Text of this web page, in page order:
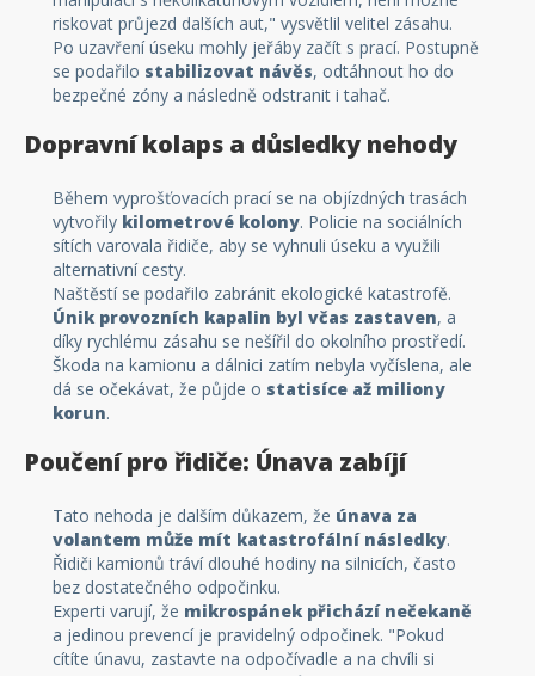
riskovat průjezd dalších aut," vysvětlil velitel zásahu.
Po uzavření úseku mohly jeřáby začít s prací. Postupně
se podařilo stabilizovat návěs, odtáhnout ho do
bezpečné zóny a následně odstranit i tahač.
Dopravní kolaps a důsledky nehody
Během vyprošťovacích prací se na objízdných trasách
vytvořily kilometrové kolony. Policie na sociálních
sítích varovala řidiče, aby se vyhnuli úseku a využili
alternativní cesty.
Naštěstí se podařilo zabránit ekologické katastrofě.
Únik provozních kapalin byl včas zastaven, a
díky rychlému zásahu se nešířil do okolního prostředí.
Škoda na kamionu a dálnici zatím nebyla vyčíslena, ale
dá se očekávat, že půjde o statisíce až miliony
korun.
Poučení pro řidiče: Únava zabíjí
Tato nehoda je dalším důkazem, že únava za
volantem může mít katastrofální následky.
Řidiči kamionů tráví dlouhé hodiny na silnicích, často
bez dostatečného odpočinku.
Experti varují, že mikrospánek přichází nečekaně
a jedinou prevencí je pravidelný odpočinek. "Pokud
cítíte únavu, zastavte na odpočívadle a na chvíli si